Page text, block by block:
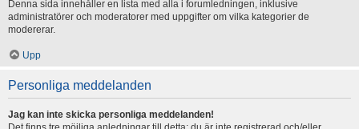
Denna sida innehåller en lista med alla i forumledningen, inklusive
administratörer och moderatorer med uppgifter om vilka kategorier de
modererar.
Upp
Personliga meddelanden
Jag kan inte skicka personliga meddelanden!